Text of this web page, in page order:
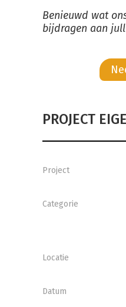
Benieuwd wat
bijdragen aan
PROJECT
Project
Categorie
Locatie
Datum